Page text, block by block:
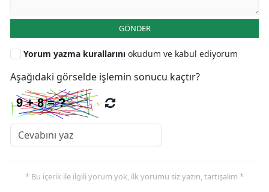
GÖNDER
Yorum yazma kurallarını okudum ve kabul ediyorum
Aşağıdaki görselde işlemin sonucu kaçtır?
* Bu içerik ile ilgili yorum yok, ilk yorumu siz yazın, tartışalım *